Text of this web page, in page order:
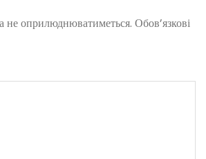
оприлюднюватиметься. Обов’язкові